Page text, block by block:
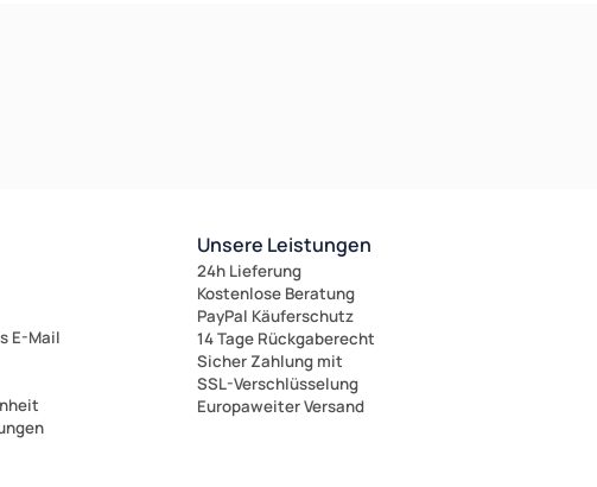
E-Mail
Unsere Leistungen
24h Lieferung
Kostenlose Beratung
PayPal Käuferschutz
14 Tage Rückgaberecht
Sicher Zahlung mit
SSL-Verschlüsselung
Europaweiter Versand